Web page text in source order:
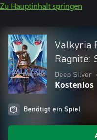
Zu Hauptinhalt springen
Valkyria
Ragnite:
Deep Silver •
Kostenlos
Benötigt ein Spiel